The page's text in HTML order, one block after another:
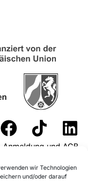
wir Technologien
und/oder darauf
Anmeldung und AGB
Widerrufsformular